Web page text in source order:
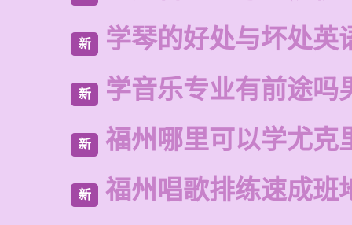
新 学琴的好处与坏处英
新 学音乐专业有前途吗
新 福州哪里可以学尤克
新 福州唱歌排练速成班